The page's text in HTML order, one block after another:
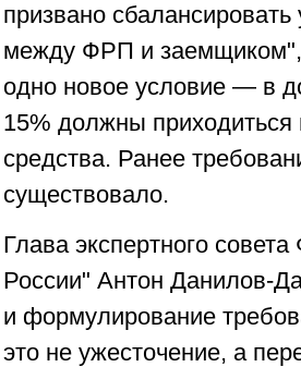
призвано сбалансировать
между ФРП и
одно новое условие — в
15% должны
средства. Ранее
существовало.
Глава экспертного
России" Антон Данилов-
и формулирование
это не ужесточение, а